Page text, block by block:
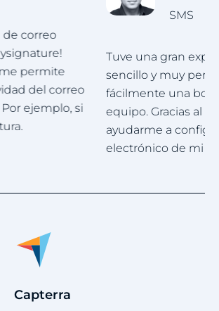
experiencia. Mysignature es muy
personalizable. Puedo crear
bonita firma profesional para mi
al equipo de asistencia por
una firma para el correo
Capterra